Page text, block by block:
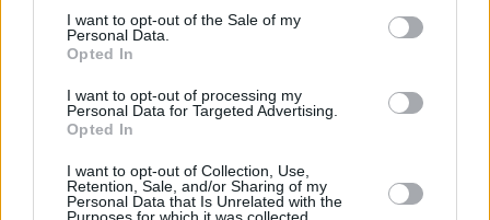
consent section.
I want to opt-out of the Sale of my
Personal Data.
Opted In
I want to opt-out of processing my
Personal Data for Targeted Advertising.
Opted In
I want to opt-out of Collection, Use,
Retention, Sale, and/or Sharing of my
Personal Data that Is Unrelated with the
προσφορά στο κόμμα, είπε για τις διαγραφές Φίλη,
Σκουρλέτη, Βίτσα